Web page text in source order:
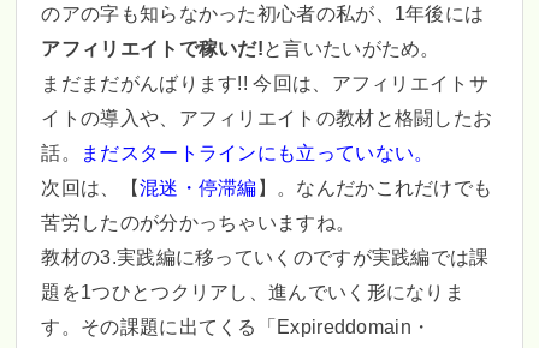
のアの字も知らなかった初心者の私が、1年後には
アフィリエイトで稼いだ!と言いたいがため。
まだまだがんばります!! 今回は、アフィリエイトサ
イトの導入や、アフィリエイトの教材と格闘したお
話。
まだスタートラインにも立っていない。
次回は、【混迷・停滞編】。なんだかこれだけでも
苦労したのが分かっちゃいますね。
教材の3.実践編に移っていくのですが実践編では課
題を1つひとつクリアし、進んでいく形になりま
す。その課題に出てくる「Expireddomain・